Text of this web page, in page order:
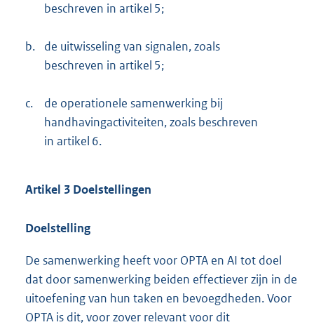
beschreven in artikel 5;
b.
de uitwisseling van signalen, zoals
beschreven in artikel 5;
c.
de operationele samenwerking bij
handhavingactiviteiten, zoals beschreven
in artikel 6.
Artikel 3 Doelstellingen
Doelstelling
De samenwerking heeft voor OPTA en AI tot doel
dat door samenwerking beiden effectiever zijn in de
uitoefening van hun taken en bevoegdheden. Voor
OPTA is dit, voor zover relevant voor dit